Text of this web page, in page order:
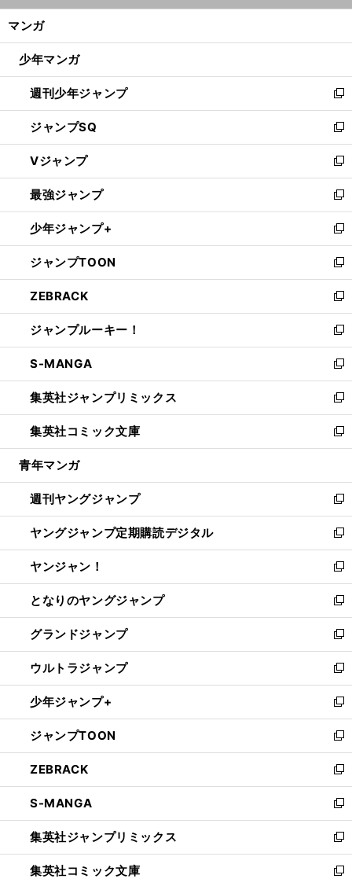
ン
ウ
開
く
マンガ
少年マンガ
週刊少年ジャンプ
新
し
い
ウ
ィ
ン
ド
ウ
で
開
く
ジャンプSQ
新
し
い
ウ
ィ
ン
ド
ウ
で
開
く
Vジャンプ
新
し
い
ウ
ィ
ン
ド
ウ
で
開
く
最強ジャンプ
新
し
い
ウ
ィ
ン
ド
ウ
で
開
く
少年ジャンプ+
新
し
い
ウ
ィ
ン
ド
ウ
で
開
く
ジャンプTOON
新
し
い
ウ
ィ
ン
ド
ウ
で
開
く
ZEBRACK
新
し
い
ウ
ィ
ン
ド
ウ
で
開
ジャンプルーキー！
新
し
い
ウ
ィ
ン
ド
ウ
開
く
S-MANGA
新
し
い
ウ
ィ
ン
ウ
で
開
く
集英社ジャンプリミックス
新
し
い
ウ
ン
ド
ウ
で
開
く
集英社コミック文庫
新
し
ウ
ィ
ン
ド
ウ
で
開
く
青年マンガ
週刊ヤングジャンプ
新
し
い
ウ
ィ
ン
ド
ウ
で
開
く
ヤングジャンプ定期購読デジタル
新
し
い
ウ
ィ
ン
ド
ウ
で
開
く
ヤンジャン！
新
し
い
ウ
ィ
ン
ド
ウ
で
開
く
となりのヤングジャンプ
新
し
い
ウ
ィ
ン
ド
ウ
で
開
く
グランドジャンプ
新
し
い
ウ
ィ
ン
ド
ウ
で
開
く
ウルトラジャンプ
新
し
い
ウ
ィ
ン
ド
ウ
で
開
く
少年ジャンプ+
新
し
い
ウ
ィ
ン
ド
ウ
で
開
く
ジャンプTOON
新
し
い
ウ
ィ
ン
ド
ウ
で
ZEBRACK
新
し
い
ウ
ィ
ン
ド
S-MANGA
新
し
い
ウ
ィ
集英社ジャンプリミックス
新
し
い
集英社コミック文庫
新